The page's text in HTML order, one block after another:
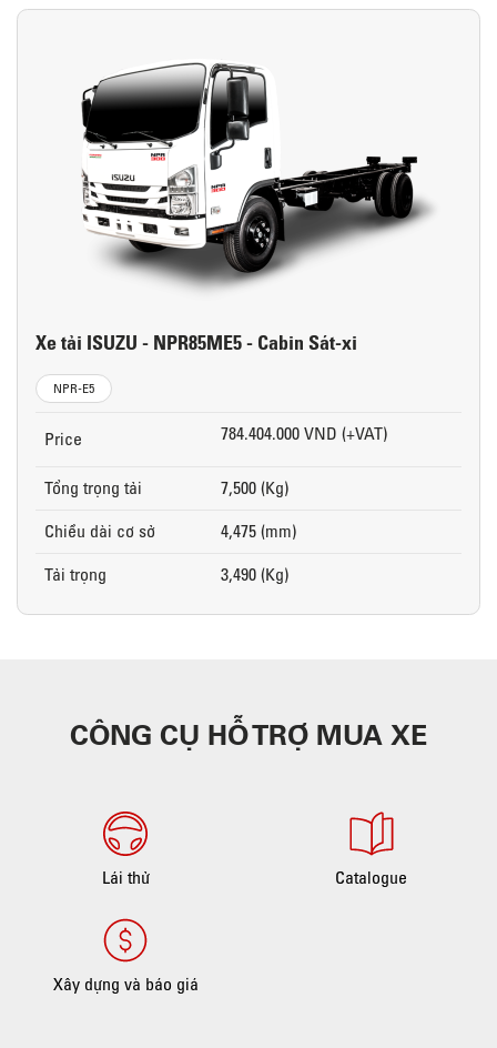
Xe tải ISUZU - NPR85ME5 - Cabin Sát-xi
NPR-E5
Price 784.404.000 VND (+VAT)
Tổng trọng tải
7,500 (Kg)
Chiều dài cơ sở
4,475 (mm)
Tải trọng
3,490 (Kg)
CÔNG CỤ HỖ TRỢ MUA XE
Lái thử Catalogue
Xây dựng và báo giá